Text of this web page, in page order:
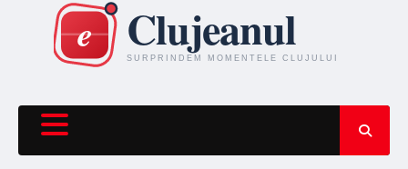
content